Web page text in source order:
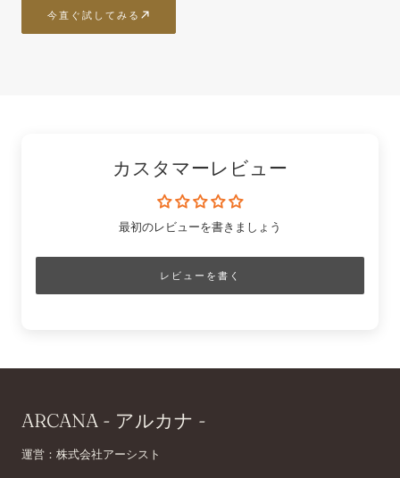
今直ぐ試してみる
カスタマーレビュー
最初のレビューを書きましょう
レビューを書く
ARCANA - アルカナ -
運営：株式会社アーシスト